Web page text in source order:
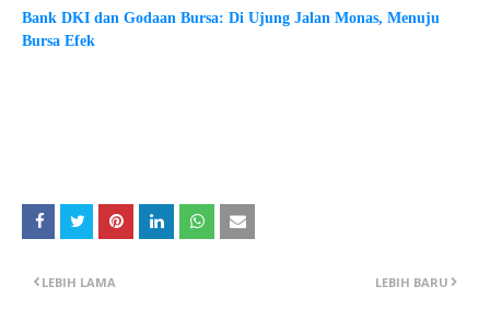
Bank DKI dan Godaan Bursa: Di Ujung Jalan Monas, Menuju
Bursa Efek
LEBIH BARU
LEBIH LAMA